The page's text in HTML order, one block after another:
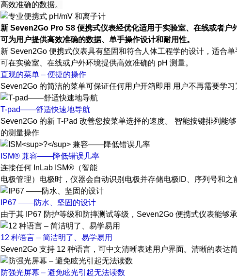
高效准确的数据。
新 Seven2Go Pro S8 便携式仪表经优化适用于实验室、在线或者户
可为用户提供高效准确的数据、单手操作设计和耐用性。
新 Seven2Go 便携式仪表具有坚固和符合人体工程学的设计，适合单
可在实验室、在线或户外环境提供高效准确的 pH 测量。
直观的菜单 – 便捷的操作
Seven2Go 的简洁的菜单可保证任何用户开箱即用 用户不再需要学习
T-pad——舒适快速地导航
Seven2Go 的新 T-Pad 改善您按菜单选择的速度。 智能按键排列能
的测量操作
ISM® 兼容——降低错误几率
连接任何 InLab ISM®（智能
电极管理）电极时，仪器会自动识别电极并存储电极ID、序列号和之
IP67 ——防水、坚固的设计
由于其 IP67 防护等级和防摔测试等级，Seven2Go 便携式仪表能够
12 种语言 – 简洁明了、易学易用
Seven2Go 支持 12 种语言，可中文清晰表述用户界面。清晰的表达
防强光屏幕 – 避免眩光引起无法读数